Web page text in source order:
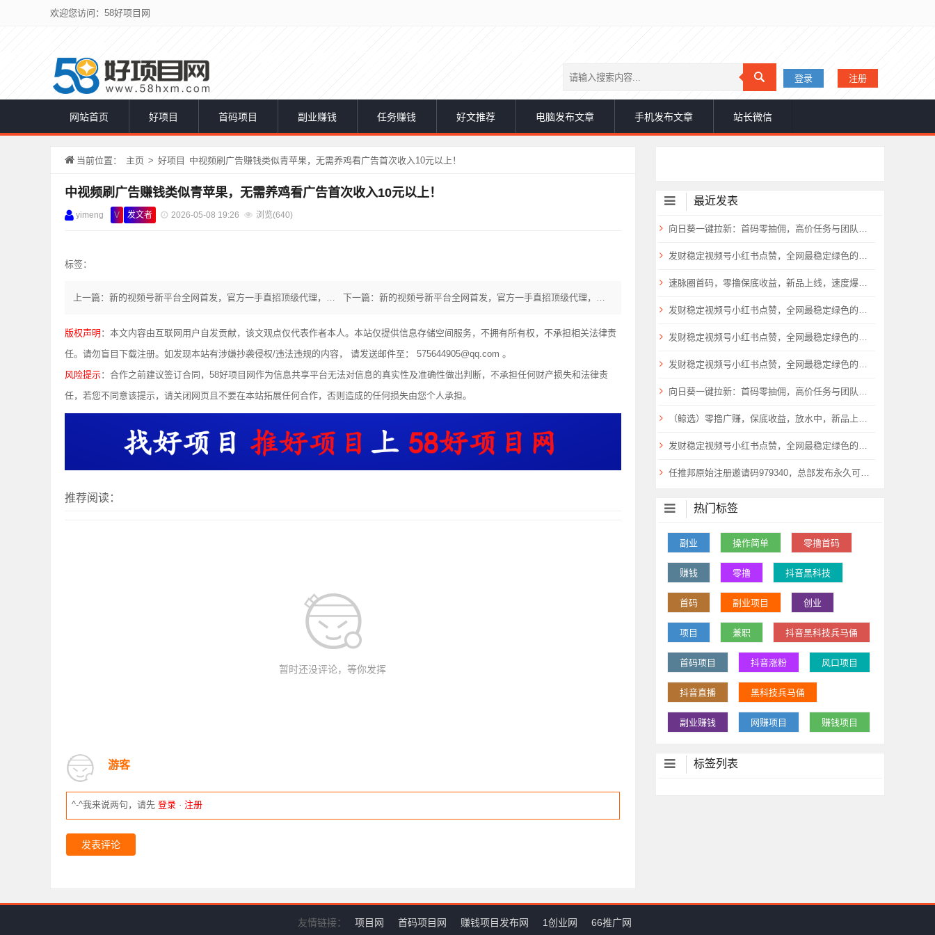
欢迎您访问：58好项目网
登录 注册
网站首页 好项目 首码项目 副业赚钱 任务赚钱 好文推荐 电脑发布文章 手机发布文章 站长微信
当前位置： 主页 > 好项目 中视频刷广告赚钱类似青苹果，无需养鸡看广告首次收入10元以上！
中视频刷广告赚钱类似青苹果，无需养鸡看广告首次收入10元以上！
yimeng V 发文者 2026-05-08 19:26 浏览(640)
标签：
上一篇：新的视频号新平台全网首发，官方一手直招顶级代理，赚钱神器 下一篇：新的视频号新平台全网首发，官方一手直招顶级代理，赚钱不吹牛
版权声明 ：本文内容由互联网用户自发贡献，该文观点仅代表作者本人。本站仅提供信息存储空间服务，不拥有所有权，不承担相关法律责
任。请勿盲目下载注册。如发现本站有涉嫌抄袭侵权/违法违规的内容， 请发送邮件至： 575644905@qq.com 。
风险提示：合作之前建议签订合同，58好项目网作为信息共享平台无法对信息的真实性及准确性做出判断，不承担任何财产损失和法律责
任，若您不同意该提示，请关闭网页且不要在本站拓展任何合作，否则造成的任何损失由您个人承担。
推荐阅读：
暂时还没评论，等你发挥
游客
^-^我来说两句，请先 登录 · 注册
发表评论
最近发表
​向日葵一键拉新：首码零抽佣，高价任务与团队扶持倾斜9
发财稳定视频号小红书点赞，全网最稳定绿色的项目，一起起飞
速脉圈首码，零撸保底收益，新品上线，速度爆粉，抓紧上车
发财稳定视频号小红书点赞，全网最稳定绿色的项目，一起起飞
发财稳定视频号小红书点赞，全网最稳定绿色的项目，稳如泰山
发财稳定视频号小红书点赞，全网最稳定绿色的项目，稳如泰山
向日葵一键拉新：首码零抽佣，高价任务与团队扶持倾斜!
（鲸选）零撸广赚，保底收益，放水中，新品上线，
发财稳定视频号小红书点赞，全网最稳定绿色的项目，全网一起推
任推邦原始注册邀请码979340，总部发布永久可用不失效！
热门标签
副业 操作简单 零撸首码
赚钱 零撸 抖音黑科技
首码 副业项目 创业
项目 兼职 抖音黑科技兵马俑
首码项目 抖音涨粉 风口项目
抖音直播 黑科技兵马俑
副业赚钱 网赚项目 赚钱项目
标签列表
友情链接： 项目网 首码项目网 赚钱项目发布网 1创业网 66推广网